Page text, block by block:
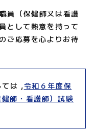
員（保健師又は看護
として熱意を持って
ご応募を心よりお待
ては ,令和６年度保
師・看護師）試験